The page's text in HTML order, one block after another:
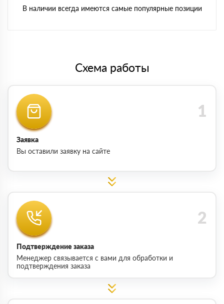
В наличии всегда имеются самые популярные позиции
Схема работы
Заявка
Вы оставили заявку на сайте
Подтверждение заказа
Менеджер связывается с вами для обработки и
подтверждения заказа